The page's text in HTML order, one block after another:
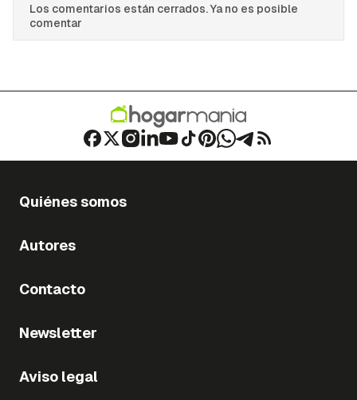
Los comentarios están cerrados. Ya no es posible
comentar
Quiénes somos
Autores
Contacto
Newsletter
Aviso legal